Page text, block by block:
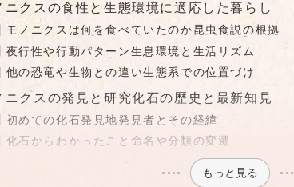
ニクスの食性と生態環境に適応した暮らし
モノニクスは何を食べていたのか昆虫食説の根拠
夜行性や行動パターン生息環境と生活リズム
他の恐竜や生物との違い生態系での位置づけ
ニクスの発見と研究化石の歴史と最新知見
初めての化石発見地発見者とその経緯
化石からわかったこと命名や分類の変遷
もっと見る